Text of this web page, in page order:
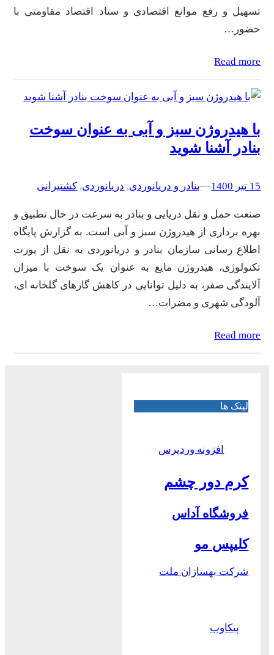
تسهیل و رفع موانع اقتصادی و ستاد اقتصاد مقاومتی با
حضور…
Read more
با هیدروژن سبز و آبی به عنوان سوخت
بنادر آشنا شوید
15 تیر 1400 –
–بنادر و دریانوردی, دریانوردی, کشتیرانی
صنعت حمل و نقل دریایی و بنادر به سرعت در حال تطبیق و
بهره برداری از هیدروژن سبز و آبی است. به گزارش پایگاه
اطلاع رسانی سازمان بنادر و دریانوردی به نقل از پورت
تکنولوژی، هیدروژن مایع به عنوان یک سوخت با میزان
آلایندگی صفر، به دلیل توانایی در کاهش گازهای گلخانه ای،
آلودگی شهری و مضرات…
Read more
لینک ها
افزونه وردپرس
کرم دور چشم
فروشگاه آداس
کلیپس مو
شرکت بهسازان ملت
پیکاوب